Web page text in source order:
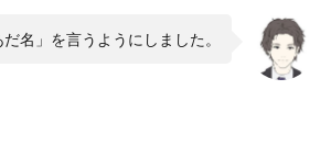
名」を言うようにしました。